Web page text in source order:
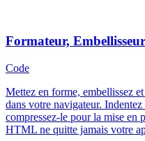
Formateur,
Code
Mettez en forme, embellissez
dans votre navigateur.
compressez-le pour la mise
HTML ne quitte jamais votre